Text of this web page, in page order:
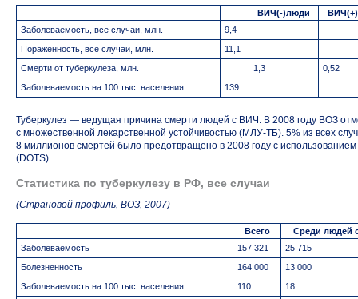
ВИЧ(-)люди
Заболеваемость, все случаи, млн.
9,4
Пораженность, все случаи, млн.
11,1
Смерти от туберкулеза, млн.
1,3
0,52
Заболеваемость на 100 тыс. населения
139
Туберкулез — ведущая причина смерти людей с ВИЧ. В 2008 году ВОЗ
с множественной лекарственной устойчивостью (МЛУ-ТБ). 5% из всех
8 миллионов смертей было предотвращено в 2008 году с
(DOTS).
Статистика по туберкулезу в РФ, все случаи
(Страновой профиль, ВОЗ, 2007)
Всего
Среди людей
Заболеваемость
157 321
25 715
Болезненность
164 000
13 000
Заболеваемость на 100 тыс. населения
110
18